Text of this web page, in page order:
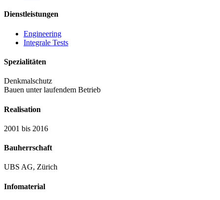
Dienstleistungen
Engineering
Integrale Tests
Spezialitäten
Denkmalschutz
Bauen unter laufendem Betrieb
Realisation
2001 bis 2016
Bauherrschaft
UBS AG, Zürich
Infomaterial